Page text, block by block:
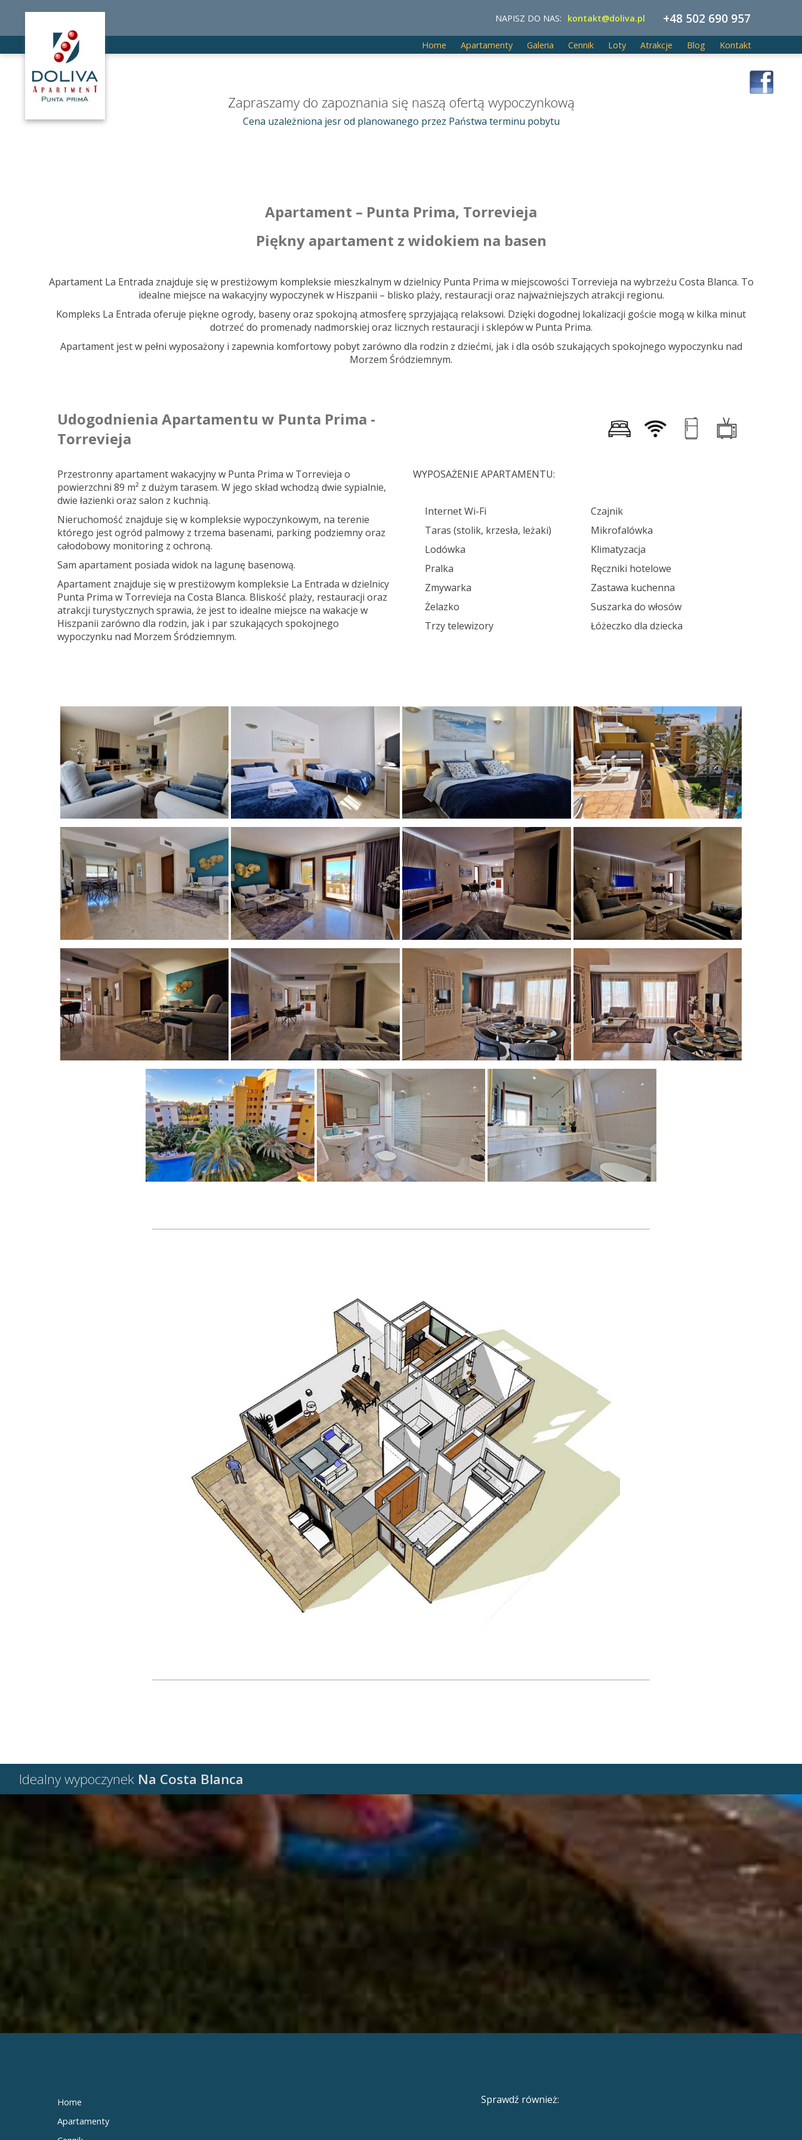
NAPISZ DO NAS: kontakt@doliva.pl +48 502 690 957
Home Apartamenty Galeria Cennik Loty Atrakcje Blog Kontakt
Zapraszamy do zapoznania się naszą ofertą wypoczynkową
Cena uzależniona jesr od planowanego przez Państwa terminu pobytu
Apartament – Punta Prima, Torrevieja
Piękny apartament z widokiem na basen
Apartament La Entrada znajduje się w prestiżowym kompleksie mieszkalnym w dzielnicy Punta Prima w miejscowości Torrevieja na wybrzeżu Costa Blanca. To
idealne miejsce na wakacyjny wypoczynek w Hiszpanii – blisko plaży, restauracji oraz najważniejszych atrakcji regionu.
Kompleks La Entrada oferuje piękne ogrody, baseny oraz spokojną atmosferę sprzyjającą relaksowi. Dzięki dogodnej lokalizacji goście mogą w kilka minut
dotrzeć do promenady nadmorskiej oraz licznych restauracji i sklepów w Punta Prima.
Apartament jest w pełni wyposażony i zapewnia komfortowy pobyt zarówno dla rodzin z dziećmi, jak i dla osób szukających spokojnego wypoczynku nad
Morzem Śródziemnym.
Udogodnienia Apartamentu w Punta Prima -
Torrevieja
Przestronny apartament wakacyjny w Punta Prima w Torrevieja o
powierzchni 89 m² z dużym tarasem. W jego skład wchodzą dwie sypialnie,
dwie łazienki oraz salon z kuchnią.
Nieruchomość znajduje się w kompleksie wypoczynkowym, na terenie
którego jest ogród palmowy z trzema basenami, parking podziemny oraz
całodobowy monitoring z ochroną.
Sam apartament posiada widok na lagunę basenową.
Apartament znajduje się w prestiżowym kompleksie La Entrada w dzielnicy
Punta Prima w Torrevieja na Costa Blanca. Bliskość plaży, restauracji oraz
atrakcji turystycznych sprawia, że jest to idealne miejsce na wakacje w
Hiszpanii zarówno dla rodzin, jak i par szukających spokojnego
wypoczynku nad Morzem Śródziemnym.
WYPOSAŻENIE APARTAMENTU:
Internet Wi-Fi
Taras (stolik, krzesła, leżaki)
Lodówka
Pralka
Zmywarka
Żelazko
Trzy telewizory
Czajnik
Mikrofalówka
Klimatyzacja
Ręczniki hotelowe
Zastawa kuchenna
Suszarka do włosów
Łóżeczko dla dziecka
Idealny wypoczynek Na Costa Blanca
Home
Apartamenty
Sprawdź również: